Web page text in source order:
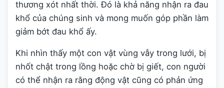
thương xót nhất thời. Đó là khả năng nhận ra đau
khổ của chúng sinh và mong muốn góp phần làm
giảm bớt đau khổ ấy.
Khi nhìn thấy một con vật vùng vẫy trong lưới, bị
nhốt chật trong lồng hoặc chờ bị giết, con người
có thể nhận ra rằng động vật cũng có phản ứng